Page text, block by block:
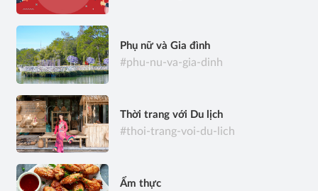
Phụ nữ và Gia đình
#phu-nu-va-gia-dinh
Thời trang với Du lịch
#thoi-trang-voi-du-lich
Ẩm thực